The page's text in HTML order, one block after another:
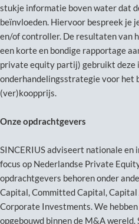
stukje informatie boven water dat
beïnvloeden. Hiervoor bespreek je
en/of controller. De resultaten van
een korte en bondige rapportage
private equity partij) gebruikt deze
onderhandelingsstrategie voor het
(ver)koopprijs.
Onze opdrachtgevers
SINCERIUS adviseert nationale
focus op Nederlandse Private
opdrachtgevers behoren onder
Capital, Committed Capital,
Corporate Investments. We
opgebouwd binnen de M&A